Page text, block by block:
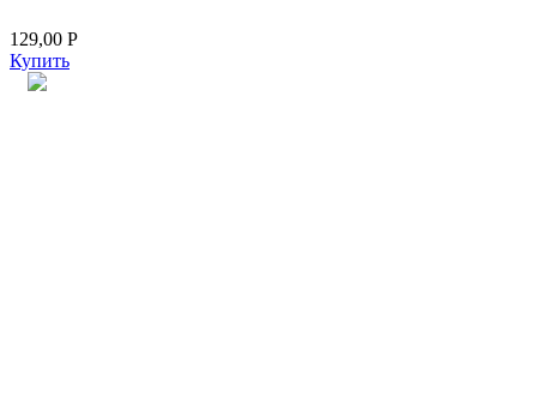
129,00 Р
Купить